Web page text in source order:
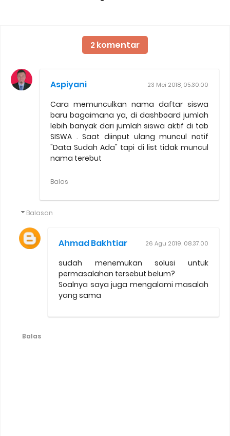
2 komentar
Aspiyani 23 Mei 2018, 05.30.00
Cara memunculkan nama daftar siswa
baru bagaimana ya, di dashboard jumlah
lebih banyak dari jumlah siswa aktif di tab
SISWA . Saat diinput ulang muncul notif
"Data Sudah Ada" tapi di list tidak muncul
nama terebut
Balas
Balasan
Ahmad Bakhtiar 26 Agu 2019, 08.37.00
sudah menemukan solusi untuk
permasalahan tersebut belum?
Soalnya saya juga mengalami masalah
yang sama
Balas